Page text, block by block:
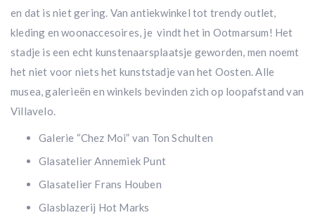
en dat is niet gering. Van antiekwinkel tot trendy outlet,
kleding en woonaccesoires, je vindt het in Ootmarsum! Het
stadje is een echt kunstenaarsplaatsje geworden, men noemt
het niet voor niets het kunststadje van het Oosten. Alle
musea, galerieën en winkels bevinden zich op loopafstand van
Villavelo.
Galerie “Chez Moi” van Ton Schulten
Glasatelier Annemiek Punt
Glasatelier Frans Houben
Glasblazerij Hot Marks